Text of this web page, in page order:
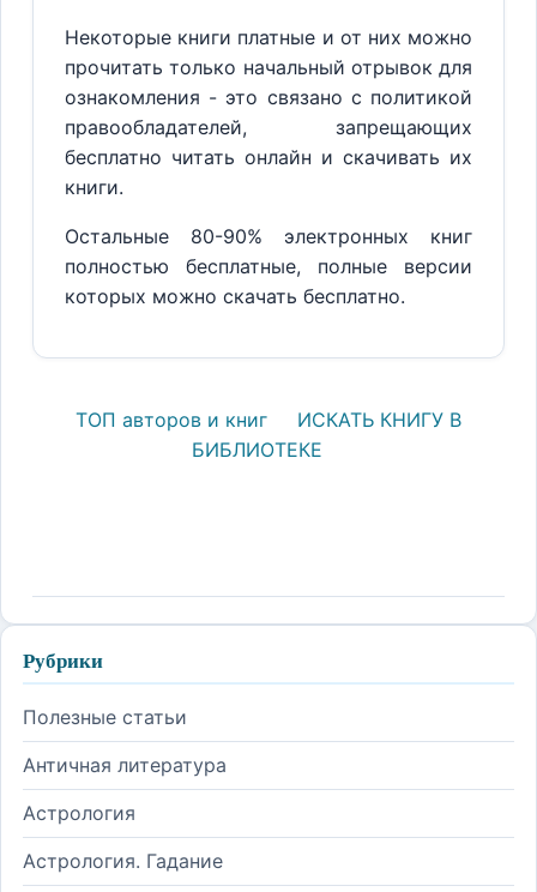
Некоторые книги платные и от них можно
прочитать только начальный отрывок для
ознакомления - это связано с политикой
правообладателей, запрещающих
бесплатно читать онлайн и скачивать их
книги.
Остальные 80-90% электронных книг
полностью бесплатные, полные версии
которых можно скачать бесплатно.
ТОП авторов и книг
ИСКАТЬ КНИГУ В
БИБЛИОТЕКЕ
Рубрики
Полезные статьи
Античная литература
Астрология
Астрология. Гадание